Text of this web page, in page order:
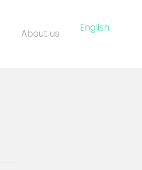
About us English